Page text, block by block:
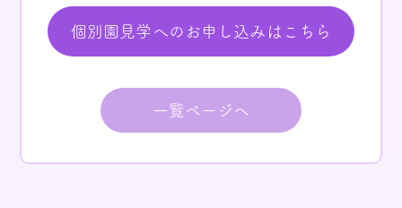
個別園見学へのお申し込みはこちら
一覧ページへ